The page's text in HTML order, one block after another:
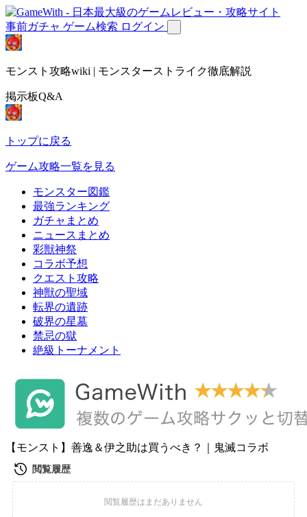
事前ガチャ ゲーム検索 ログイン
モンスト攻略wiki | モンスターストライク徹底解説
掲示板Q&A
トップに戻る
ゲーム攻略一覧を見る
モンスター図鑑
最強ランキング
ガチャまとめ
ニュースまとめ
彩獣神祭
コラボ予想
クエスト攻略
神獣の聖域
転界の遺跡
破界の星墓
禁忌の獄
絶級トーナメント
【モンスト】善逸＆伊之助は買うべき？｜鬼滅コラボ